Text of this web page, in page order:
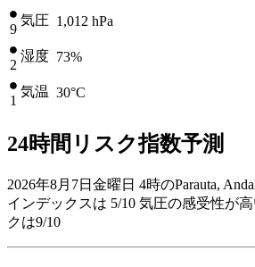
9
気圧 1,012 hPa
2
湿度 73%
1
気温 30°C
24時間リスク指数予測
2026年8月7日金曜日 4時のParauta,
インデックスは 5/10 気圧の感受性が
クは9/10